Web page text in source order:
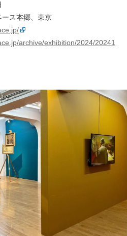
ース本郷、東京
archive/exhibition/2024/20241